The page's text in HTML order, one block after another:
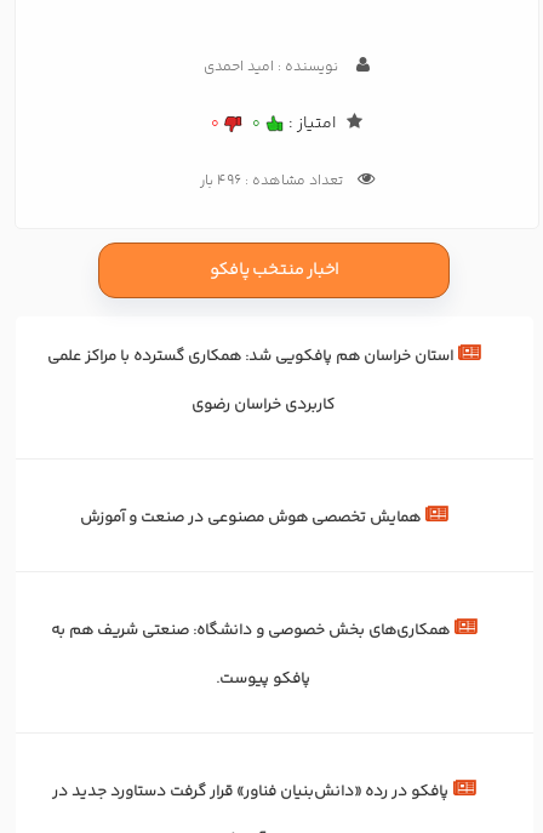
نویسنده : امید احمدی
امتیاز : 0
0
تعداد مشاهده : 496 بار
اخبار منتخب پافکو
استان خراسان هم پافکویی شد: همکاری‌ گسترده با مراکز علمی
کاربردی خراسان رضوی
همایش تخصصی هوش مصنوعی در صنعت و آموزش
همکاری‌های بخش خصوصی و دانشگاه: صنعتی شریف هم به
پافکو پیوست.
پافکو در رده «دانش‌بنیان فناور» قرار گرفت دستاورد جدید در